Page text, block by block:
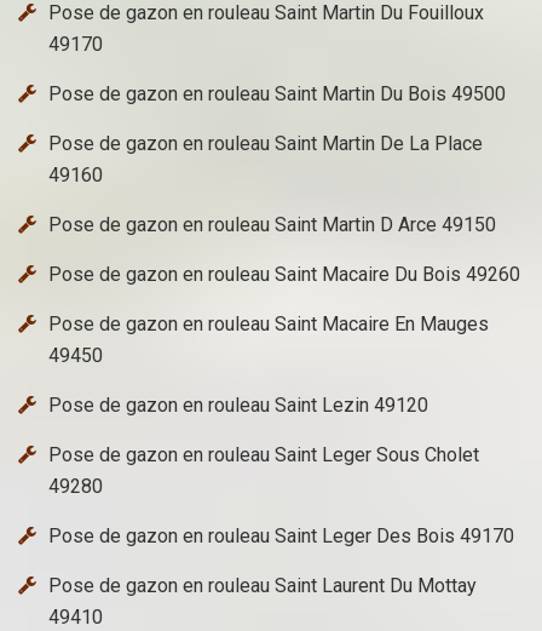
Pose de gazon en rouleau Saint Martin Du Fouilloux
49170
Pose de gazon en rouleau Saint Martin Du Bois 49500
Pose de gazon en rouleau Saint Martin De La Place
49160
Pose de gazon en rouleau Saint Martin D Arce 49150
Pose de gazon en rouleau Saint Macaire Du Bois 49260
Pose de gazon en rouleau Saint Macaire En Mauges
49450
Pose de gazon en rouleau Saint Lezin 49120
Pose de gazon en rouleau Saint Leger Sous Cholet
49280
Pose de gazon en rouleau Saint Leger Des Bois 49170
Pose de gazon en rouleau Saint Laurent Du Mottay
49410